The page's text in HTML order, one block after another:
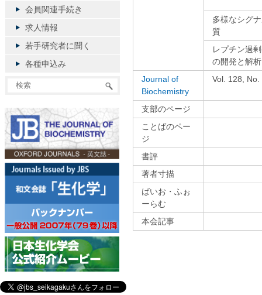
多様なシグ
質
レプチン過
の開発と解析
Journal of
Biochemistry
Vol. 128,
支部のページ
ことばのペー
ジ
書評
著者寸描
ばいお・ふぉ
ーらむ
本会記事
会員関連手続き
求人情報
若手研究者に聞く
各種申込み